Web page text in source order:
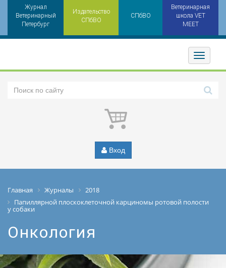
Журнал
Ветеринарный
Петербург
Издательство
СПбВО
СПбВО
Ветеринарная
школа VET
MEET
Toggler
Вход
Главная Журналы
2018
Папиллярной плоскоклеточной карциномы ротовой полости
у собаки
Онкология